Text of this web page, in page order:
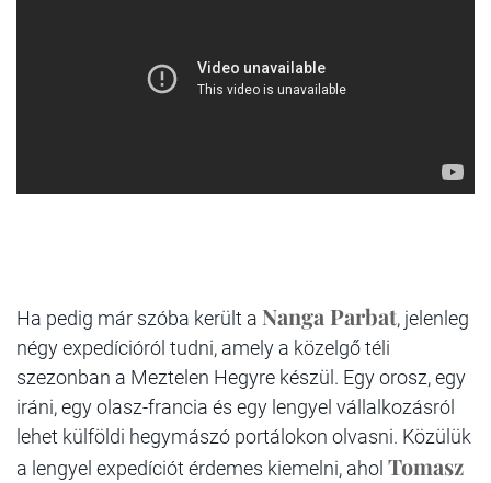
Ha pedig már szóba került a Nanga Parbat, jelenleg
négy expedícióról tudni, amely a közelgő téli
szezonban a Meztelen Hegyre készül. Egy orosz, egy
iráni, egy olasz-francia és egy lengyel vállalkozásról
lehet külföldi hegymászó portálokon olvasni. Közülük
a lengyel expedíciót érdemes kiemelni, ahol Tomasz